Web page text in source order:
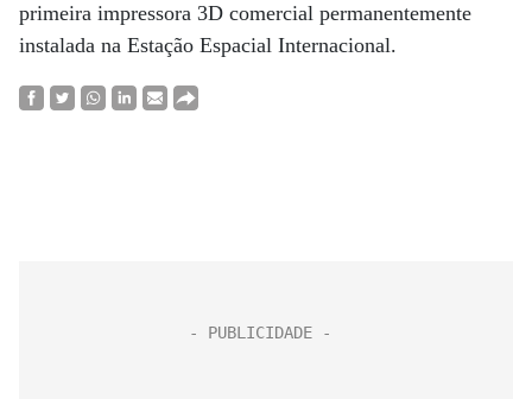
primeira impressora 3D comercial permanentemente
instalada na Estação Espacial Internacional.